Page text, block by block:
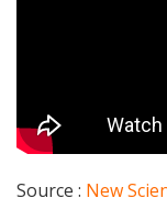
Source : New